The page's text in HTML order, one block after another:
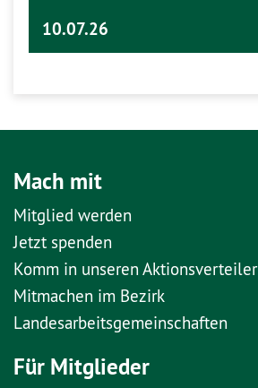
10.07.26
Mach mit
Mitglied werden
Jetzt spenden
Komm in unseren Aktionsverteiler
Mitmachen im Bezirk
Landesarbeitsgemeinschaften
Für Mitglieder